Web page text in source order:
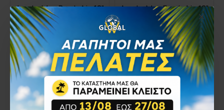
Tablet
Apple MacBook Air 13"
(2024) 13.6" Retina Display
(M3-8-core/8GB/512GB
SSD) Midnight (US
Keyboard)
1.214,40€
Καλάθι
Tablet
Apple MacBook Air 13"
(2024) 13.6" Retina Display
(M3-8-core/8GB/256GB
SSD) Midnight (GR
Keyboard)
983,56€
Καλάθι